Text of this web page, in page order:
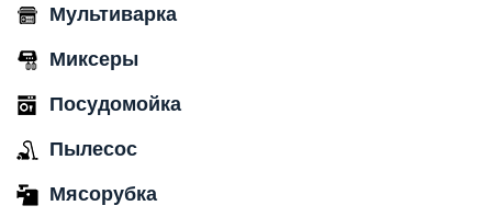
Мультиварка
Миксеры
Посудомойка
Пылесос
Мясорубка